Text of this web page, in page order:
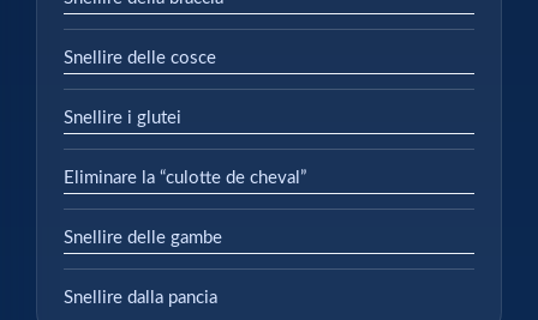
Snellire delle cosce
Snellire i glutei
Eliminare la “culotte de cheval”
Snellire delle gambe
Snellire dalla pancia